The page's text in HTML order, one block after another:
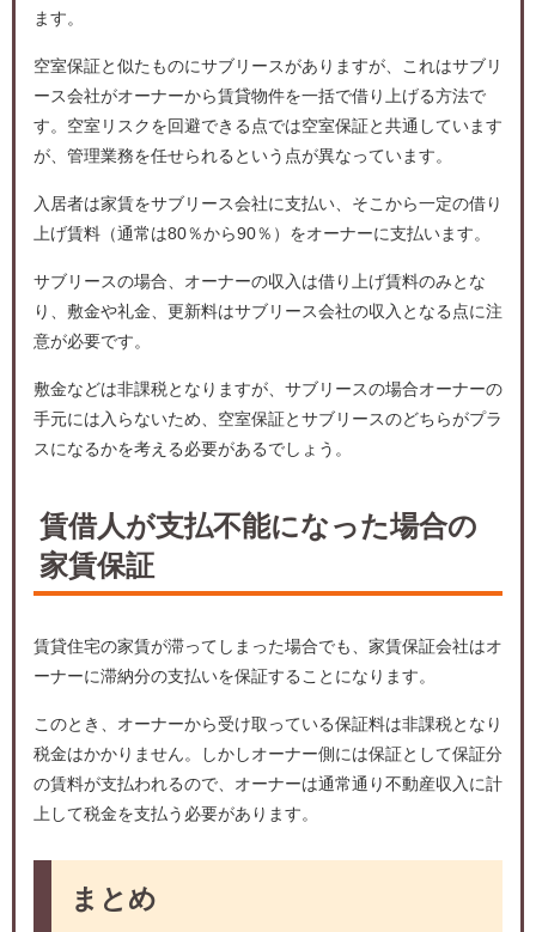
ます。
空室保証と似たものにサブリースがありますが、これはサブリ
ース会社がオーナーから賃貸物件を一括で借り上げる方法で
す。空室リスクを回避できる点では空室保証と共通しています
が、管理業務を任せられるという点が異なっています。
入居者は家賃をサブリース会社に支払い、そこから一定の借り
上げ賃料（通常は80％から90％）をオーナーに支払います。
サブリースの場合、オーナーの収入は借り上げ賃料のみとな
り、敷金や礼金、更新料はサブリース会社の収入となる点に注
意が必要です。
敷金などは非課税となりますが、サブリースの場合オーナーの
手元には入らないため、空室保証とサブリースのどちらがプラ
スになるかを考える必要があるでしょう。
賃借人が支払不能になった場合の
家賃保証
賃貸住宅の家賃が滞ってしまった場合でも、家賃保証会社はオ
ーナーに滞納分の支払いを保証することになります。
このとき、オーナーから受け取っている保証料は非課税となり
税金はかかりません。しかしオーナー側には保証として保証分
の賃料が支払われるので、オーナーは通常通り不動産収入に計
上して税金を支払う必要があります。
まとめ